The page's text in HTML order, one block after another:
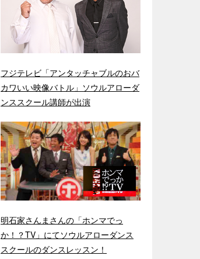
フジテレビ「アンタッチャブルのおバ
カワいい映像バトル」ソウルアローダ
ンススクール講師が出演
明石家さんまさんの「ホンマでっ
か！？TV」にてソウルアローダンス
スクールのダンスレッスン！